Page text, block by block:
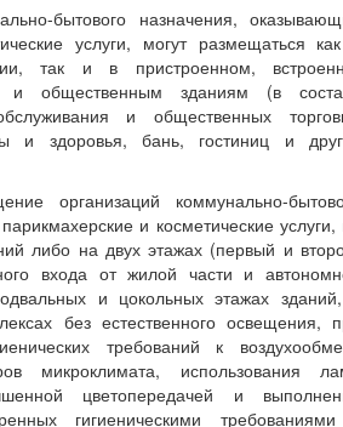
бытового назначения,
услуги, могут размещаться
так и в пристроенном,
общественным зданиям (в
и общественных
и здоровья, бань, гостиниц и
организаций коммунально-
и косметические услуги,
либо на двух этажах (первый и
входа от жилой части и
и цокольных этажах
без естественного освещения,
требований к
микроклимата, использования
цветопередачей и
гигиеническими